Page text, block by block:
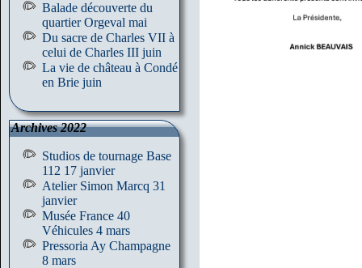
Balade découverte du
quartier Orgeval mai
Du sacre de Charles VII à
celui de Charles III juin
La vie de château à Condé
en Brie juin
Archives 2022
Studios de tournage Base
112 17 janvier
Atelier Simon Marcq 31
janvier
Musée France 40
Véhicules 4 mars
Pressoria Ay Champagne
8 mars